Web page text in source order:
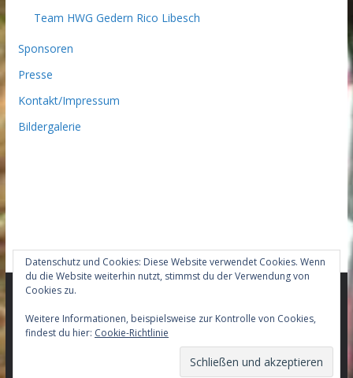
Team HWG Gedern Rico Libesch
Sponsoren
Presse
Kontakt/Impressum
Bildergalerie
Copyright © 2026 Team-HWG-Gedern Mountainbike –
Racingteam. Alle Rechte vorbehalten.
von ThemeGrill. Präsentiert von
Datenschutz und Cookies: Diese Website verwendet Cookies. Wenn
du die Website weiterhin nutzt, stimmst du der Verwendung von
Cookies zu.
Weitere Informationen, beispielsweise zur Kontrolle von Cookies,
findest du hier: Cookie-Richtlinie